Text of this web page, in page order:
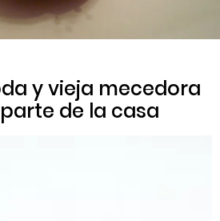
y vieja mecedora
de la casa